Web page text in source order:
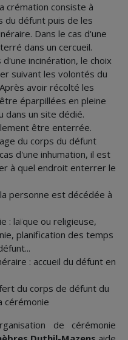
crémation consiste à
du défunt puis de les
Dans le cas d'une
dans un cercueil.
incinération, le choix
suivant les volontés du
avoir récolté les
éparpillées en pleine
dans un site dédié.
être enterrée.
du corps du défunt
d'une inhumation, il est
à quel endroit enterrer le
personne est décédée à
: laïque ou religieuse,
planification des temps
: accueil du défunt en
du corps de défunt du
cérémonie
de cérémonie